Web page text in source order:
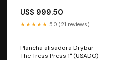
US$ 999.50
★★★★★ 5.0 (21 reviews)
Plancha alisadora Drybar
The Tress Press 1" (USADO)